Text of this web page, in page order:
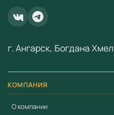
условиях, и в учебных
удобный компактный кейс
Применение в
Оборудование
процессе для проведения
КОМПАНИЯ
О компании
г. Ангарск, Богдана